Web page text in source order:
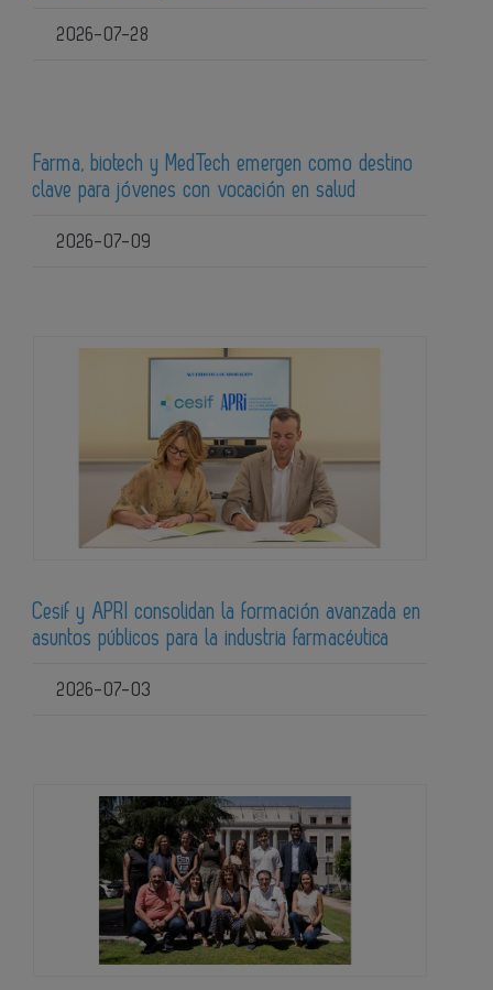
2026-07-28
Farma, biotech y MedTech emergen como destino
clave para jóvenes con vocación en salud
2026-07-09
Cesif y APRI consolidan la formación avanzada en
asuntos públicos para la industria farmacéutica
2026-07-03